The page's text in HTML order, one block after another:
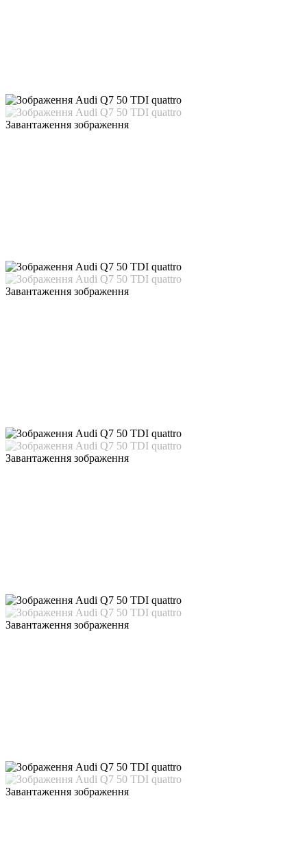
Завантаження зображення
Завантаження зображення
Завантаження зображення
Завантаження зображення
Завантаження зображення